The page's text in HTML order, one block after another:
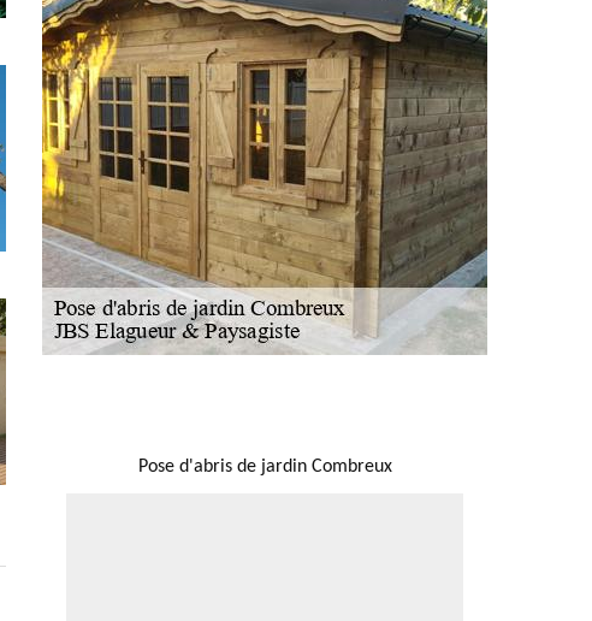
Pose d'abris de jardin Combreux